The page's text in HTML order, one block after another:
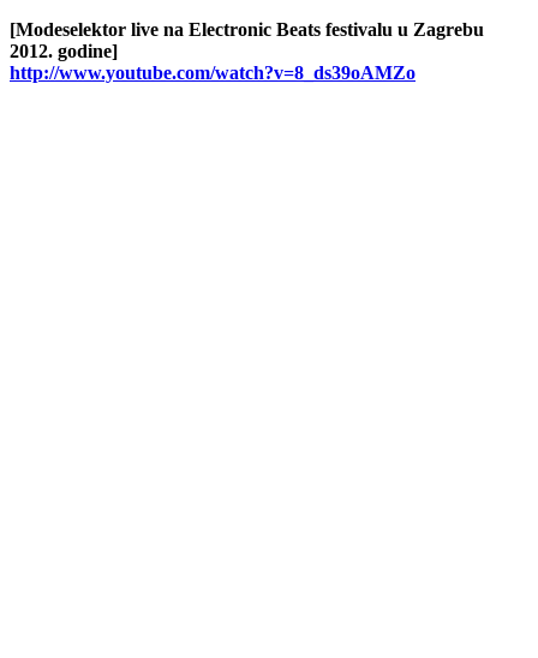
[Modeselektor live na Electronic Beats festivalu u Zagrebu
2012. godine]
http://www.youtube.com/watch?v=8_ds39oAMZo